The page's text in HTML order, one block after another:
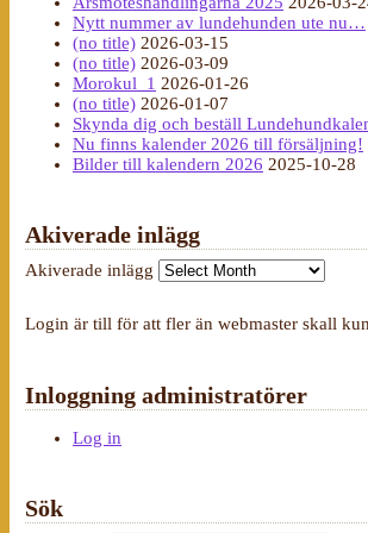
Nytt nummer av lundehunden ute nu…
(no title) 2026-03-15
(no title) 2026-03-09
Morokul_1 2026-01-26
(no title) 2026-01-07
Skynda dig och beställ
Nu finns kalender 2026 till försäljning!
Bilder till kalendern 2026 2025-10-28
Akiverade inlägg
Akiverade inlägg
Login är till för att fler än webmaster skall
Inloggning administratörer
Log in
Sök